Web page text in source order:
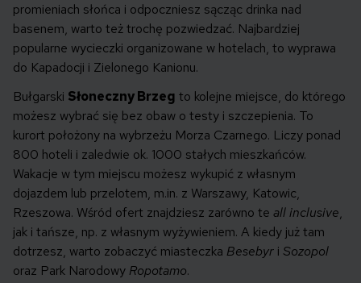
promieniach słońca i odpoczniesz sącząc drinka nad
basenem, warto też trochę pozwiedzać. Najbardziej
popularne wycieczki organizowane w hotelach, to wyprawa
do Kapadocji i Zielonego Kanionu.
Bułgarski Słoneczny Brzeg to kolejne miejsce, do którego
możesz wybrać się bez obaw o testy i szczepienia. To
kurort położony na wybrzeżu Morza Czarnego. Liczy ponad
800 hoteli i zaledwie ok. 1000 stałych mieszkańców.
Wakacje w tym miejscu możesz wykupić z własnym
dojazdem lub przelotem, m.in. z Warszawy, Katowic,
Rzeszowa. Wśród ofert znajdziesz zarówno te all inclusive,
jak i tańsze, np. z własnym wyżywieniem. A kiedy już tam
dotrzesz, warto zobaczyć miasteczka Besebyr i Sozopol
oraz Park Narodowy Ropotamo.